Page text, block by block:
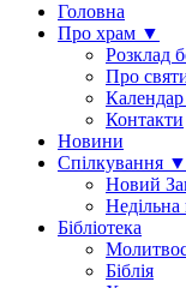
Головна
Про храм ▼
Розклад
Про
Календар
Контакти
Новини
Спілкування ▼
Новий
Недільна
Бібліотека
Біблія